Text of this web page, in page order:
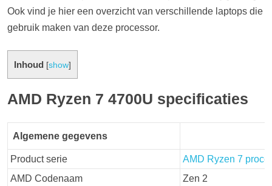
Ook vind je hier een overzicht van verschillende laptops die
gebruik maken van deze processor.
Inhoud [show]
AMD Ryzen 7 4700U specificaties
Algemene gegevens
Product serie
AMD Ryzen 7
AMD Codenaam
Zen 2